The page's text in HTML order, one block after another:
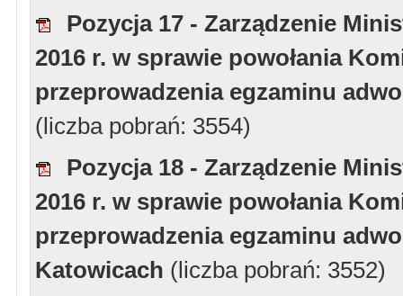
Pozycja 17 - Zarządzenie
2016 r. w sprawie powołania
przeprowadzenia egzaminu
(liczba pobrań: 3554)
Pozycja 18 - Zarządzenie
2016 r. w sprawie powołania
przeprowadzenia egzaminu
Katowicach (liczba pobrań: 3552)